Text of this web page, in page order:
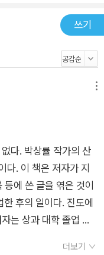
쓰기
다. 박상률 작가의 산
다. 이 책은 저자가 지
등에 쓴 글을 엮은 것이
후의 일이다. 진도에
는 상과 대학 졸업 후
더보기